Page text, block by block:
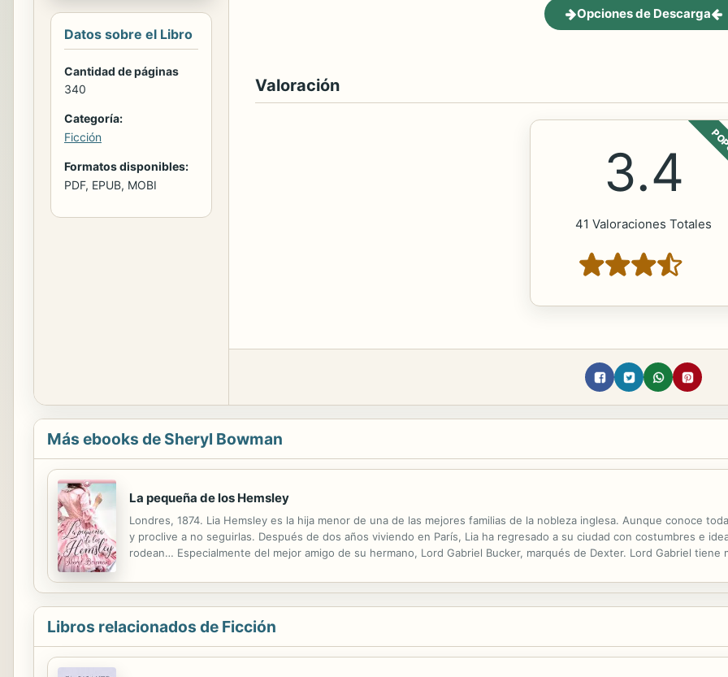
Datos sobre el Libro
Cantidad de páginas
340
Categoría:
Ficción
Formatos disponibles:
PDF, EPUB, MOBI
Opciones de Descarga
Valoración
3.4
41 Valoraciones Totales
Más ebooks de Sheryl Bowman
La pequeña de los Hemsley
Londres, 1874. Lia Hemsley es la hija menor de una de las mejores familias de la nobleza inglesa. Aunque conoce
y proclive a no seguirlas. Después de dos años viviendo en París, Lia ha regresado a su ciudad con costumbres e
rodean… Especialmente del mejor amigo de su hermano, Lord Gabriel Bucker, marqués de Dexter. Lord Gabriel
Libros relacionados de Ficción